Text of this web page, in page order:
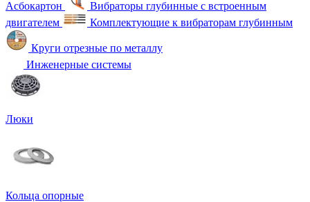
Асбокартон
Вибраторы глубинные с встроенным
двигателем
Комплектующие к вибраторам глубинным
Круги отрезные по металлу
Инженерные системы
Люки
Кольца опорные